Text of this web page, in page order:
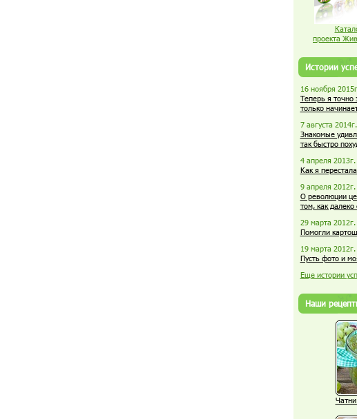
проекта
Истории
16 ноября
Теперь я точно
только
7 августа
Знакомые
так быстро
4 апреля
Как я
9 апреля
О революции
том, как далеко
29 марта
Помогли
19 марта
Пусть фото и
Еще истории
Наши